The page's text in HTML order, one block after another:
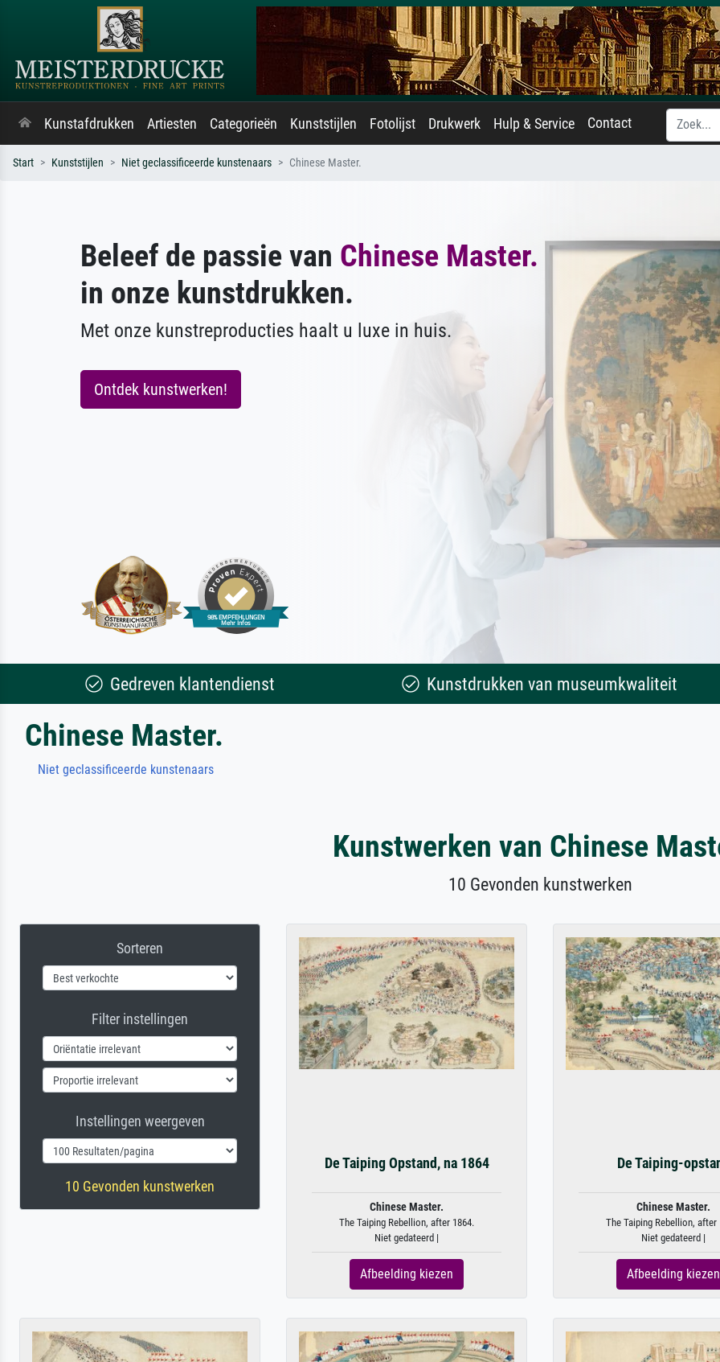
Kunstafdrukken Artiesten Categorieën Kunststijlen Fotolijst Drukwerk Hulp & Service Contact
Start Kunststijlen Niet geclassificeerde kunstenaars Chinese Master.
Beleef de passie van Chinese Master.
in onze kunstdrukken.
Met onze kunstreproducties haalt u luxe in huis.
Ontdek kunstwerken!
Gedreven klantendienst Kunstdrukken van museumkwaliteit
Chinese Master.
Niet geclassificeerde kunstenaars
Kunstwerken van Chinese
10 Gevonden kunstwerken
Sorteren
Filter instellingen
Instellingen weergeven
10 Gevonden kunstwerken
De Taiping Opstand, na 1864
Chinese Master.
The Taiping Rebellion, after 1864.
Niet gedateerd |
Afbeelding kiezen
De Taiping-
Chinese Master.
The Taiping Rebellion, after
Niet gedateerd |
Afbeelding kiezen